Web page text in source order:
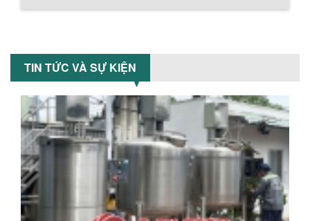
Chính sách giao hàng
TIN TỨC VÀ SỰ KIỆN
SƠN CÔNG NGHIỆP HIỆN ĐẠI
nghiệp giúp doanh nghiệp tiết kiệm
nguyên liệu, nhân công và chi phí vận
hành. Giải...
NHỮNG TIÊU CHÍ QUAN TRỌNG KHI LỰA
CHỌN MÁY KHUẤY TRỘN HÓA CHẤT CHO
NHÀ MÁY
Khám phá những tiêu chí quan trọng
giúp doanh nghiệp lựa chọn máy khuấy
trộn hóa chất phù hợp. Từ máy khuấy
hóa...